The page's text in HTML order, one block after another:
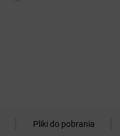
Pliki do pobrania